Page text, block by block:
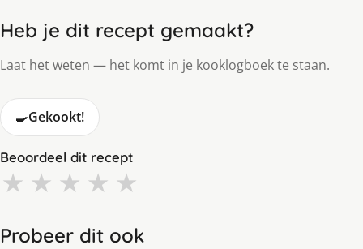
Heb je dit recept gemaakt?
Laat het weten — het komt in je kooklogboek te staan.
🍳Gekookt!
Beoordeel dit recept
★ ★ ★ ★ ★
Probeer dit ook